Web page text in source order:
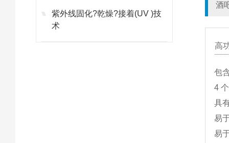
紫外线固化?乾燥?接着(UV )技
术
酒
高
包
4
具
易
易